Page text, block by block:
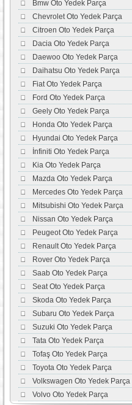
Bmw Oto Yedek Parça
Chevrolet Oto Yedek Parça
Citroen Oto Yedek Parça
Dacia Oto Yedek Parça
Daewoo Oto Yedek Parça
Daihatsu Oto Yedek Parça
Fiat Oto Yedek Parça
Ford Oto Yedek Parça
Geely Oto Yedek Parça
Honda Oto Yedek Parça
Hyundai Oto Yedek Parça
İnfiniti Oto Yedek Parça
Kia Oto Yedek Parça
Mazda Oto Yedek Parça
Mercedes Oto Yedek Parça
Mitsubishi Oto Yedek Parça
Nissan Oto Yedek Parça
Peugeot Oto Yedek Parça
Renault Oto Yedek Parça
Rover Oto Yedek Parça
Saab Oto Yedek Parça
Seat Oto Yedek Parça
Skoda Oto Yedek Parça
Subaru Oto Yedek Parça
Suzuki Oto Yedek Parça
Tata Oto Yedek Parça
Tofaş Oto Yedek Parça
Toyota Oto Yedek Parça
Volkswagen Oto Yedek Parça
Volvo Oto Yedek Parça